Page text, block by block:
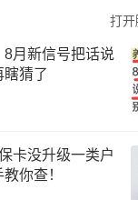
打开
月新信号把话说
瞎猜了
卡没升级一类户
你查！